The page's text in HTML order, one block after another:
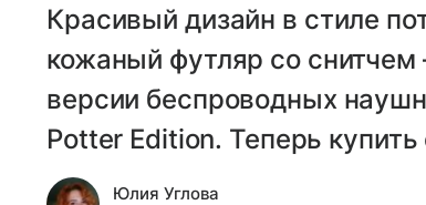
Красивый дизайн в стиле
кожаный футляр со снитчем
версии беспроводных
Potter Edition. Теперь
Юлия Углова